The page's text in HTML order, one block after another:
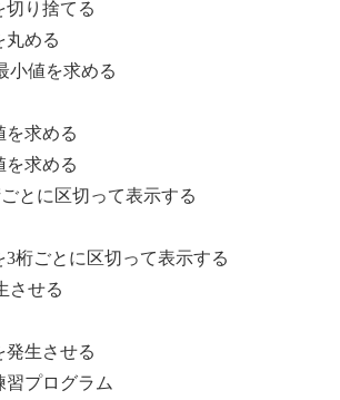
り捨てる
める
値を求める
求める
求める
とに区切って表示する
ごとに区切って表示する
せる
生させる
プログラム